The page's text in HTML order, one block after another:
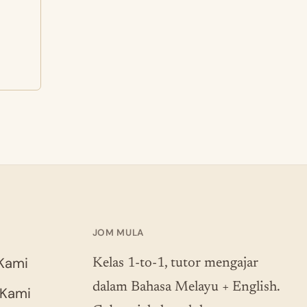
JOM MULA
Kelas 1-to-1, tutor mengajar
dalam Bahasa Melayu + English.